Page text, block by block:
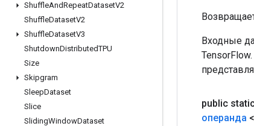
ShuffleAndRepeatDatasetV2
ShuffleDatasetV2
ShuffleDatasetV3
ShutdownDistributedTPU
Size
Skipgram
SleepDataset
Slice
SlidingWindowDataset
Входные
public
операнда